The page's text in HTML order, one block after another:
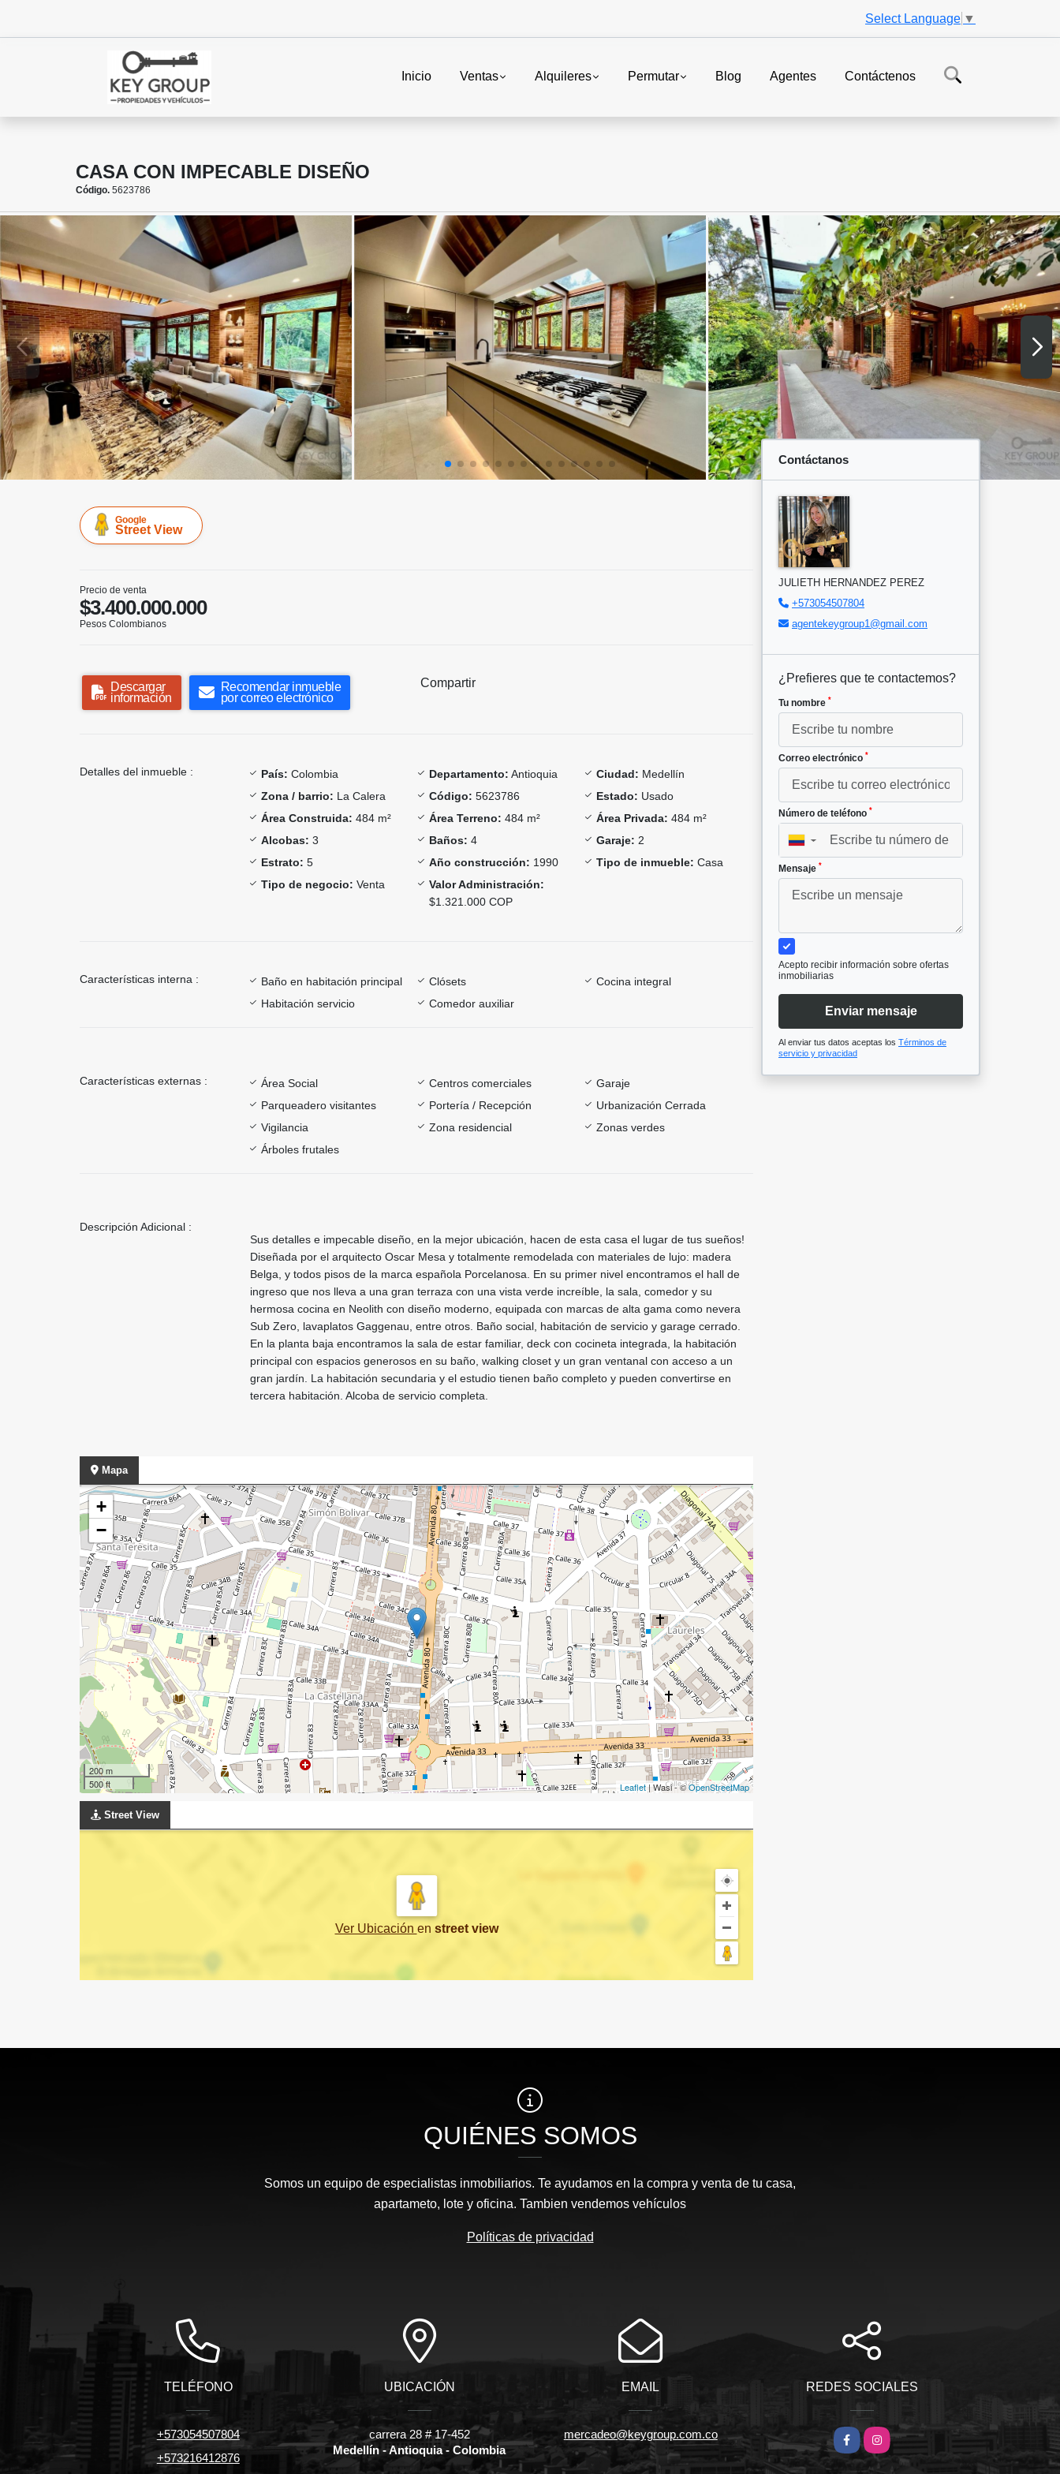
Select Language ▼
Inicio Ventas Alquileres Permutar Blog Agentes Contáctenos
CASA CON IMPECABLE DISEÑO
Código. 5623786
Google
Street View
Precio de venta
$3.400.000.000
Pesos Colombianos
Descargar
información
Recomendar inmueble
por correo electrónico
Compartir
Detalles del inmueble : País: Colombia Departamento: Antioquia Ciudad: Medellín
Zona / barrio: La Calera Código: 5623786 Estado: Usado
Área Construida: 484 m² Área Terreno: 484 m² Área Privada: 484 m²
Alcobas: 3 Baños: 4 Garaje: 2
Estrato: 5 Año construcción: 1990 Tipo de inmueble: Casa
Tipo de negocio: Venta
Valor Administración:
$1.321.000 COP
Características interna : Baño en habitación principal Clósets
Cocina integral
Habitación servicio
Comedor auxiliar
Características externas : Área Social Centros comerciales
Garaje
Parqueadero visitantes
Portería / Recepción
Urbanización Cerrada
Vigilancia
Zona residencial
Zonas verdes
Árboles frutales
Descripción Adicional :
Sus detalles e impecable diseño, en la mejor ubicación, hacen de esta casa el lugar de tus sueños!
Diseñada por el arquitecto Oscar Mesa y totalmente remodelada con materiales de lujo: madera
Belga, y todos pisos de la marca española Porcelanosa. En su primer nivel encontramos el hall de
ingreso que nos lleva a una gran terraza con una vista verde increíble, la sala, comedor y su
hermosa cocina en Neolith con diseño moderno, equipada con marcas de alta gama como nevera
Sub Zero, lavaplatos Gaggenau, entre otros. Baño social, habitación de servicio y garage cerrado.
En la planta baja encontramos la sala de estar familiar, deck con cocineta integrada, la habitación
principal con espacios generosos en su baño, walking closet y un gran ventanal con acceso a un
gran jardín. La habitación secundaria y el estudio tienen baño completo y pueden convertirse en
tercera habitación. Alcoba de servicio completa.
Mapa
+
−
200 m
500 ft
Leaflet| Wasi - ©OpenStreetMap
Street View
Ver Ubicación en street view
Contáctanos
JULIETH HERNANDEZ PEREZ
+573054507804
agentekeygroup1@gmail.com
¿Prefieres que te contactemos?
Tu nombre *
Correo electrónico *
Número de teléfono *
▼
Mensaje *
Acepto recibir información sobre ofertas
inmobiliarias
Enviar mensaje
Al enviar tus datos aceptas los Términos de
servicio y privacidad
QUIÉNES SOMOS
Somos un equipo de especialistas inmobiliarios. Te ayudamos en la compra y venta de tu casa,
apartameto, lote y oficina. Tambien vendemos vehículos
Políticas de privacidad
TELÉFONO
+573054507804
+573216412876
UBICACIÓN
carrera 28 # 17-452
Medellín - Antioquia - Colombia
EMAIL
mercadeo@keygroup.com.co
REDES SOCIALES
FacebookInstagram